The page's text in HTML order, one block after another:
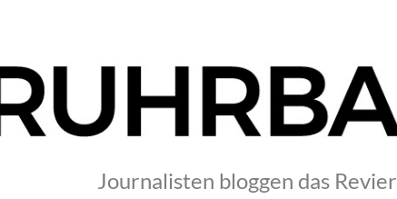
Journalisten bloggen das Revier